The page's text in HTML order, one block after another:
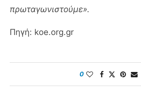
πρωταγωνιστούμε».
Πηγή: koe.org.gr
0